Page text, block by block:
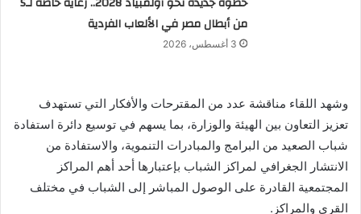
من أبطال مصر في الألعاب الفردية
3 أغسطس، 2026
وشهد اللقاء مناقشة عدد من المقترحات والأفكار التي تستهدف
تعزيز التعاون بين الهيئة والوزارة، بما يسهم في توسيع دائرة استفادة
شباب الصعيد من البرامج والمبادرات التنموية، والاستفادة من
الانتشار الجغرافي لمراكز الشباب بإعتبارها أحد أهم المراكز
المجتمعية القادرة على الوصول المباشر إلى الشباب في مختلف
القرى والمراكز.